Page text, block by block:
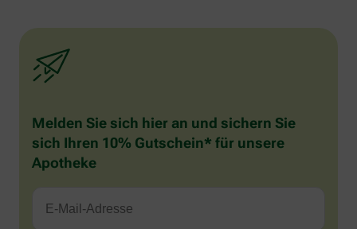
Melden Sie sich hier an und sichern Sie
sich Ihren 10% Gutschein* für unsere
Apotheke